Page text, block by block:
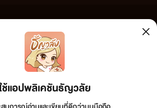
ช้แอปพลิเคชันธัญวลัย
ไม่ขอรับผิดชอบต่อข้อความใดๆ ทั้งสิ้น ดังนั้นผู้อ่านทุกท่านโปรดใช้
ยตนเอง และหากท่านพบข้อความใดๆ ที่ขัดต่อกฎหมายและศีลธรรม
เพื่อทีมงานจะได้ดำเนินการในทันที ทั้งนี้ ทางเว็บไซต์ขอสงวน
ธิ์ (ฉบับเพิ่มเติม) พ.ศ.2558